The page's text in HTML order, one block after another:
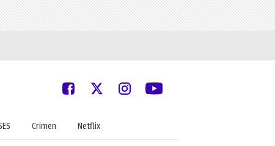
Crimen Netflix